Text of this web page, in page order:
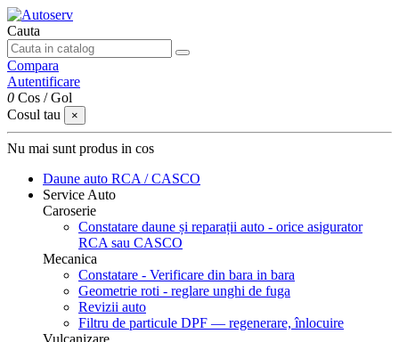
Cauta
Compara
Autentificare
0 Cos /Gol
Cosul tau
×
Nu mai sunt produs in cos
Daune auto RCA / CASCO
Service Auto
Caroserie
Constatare daune și reparații auto - orice asigurator
RCA sau CASCO
Mecanica
Constatare - Verificare din bara in bara
Geometrie roti - reglare unghi de fuga
Revizii auto
Filtru de particule DPF — regenerare, înlocuire
Vulcanizare